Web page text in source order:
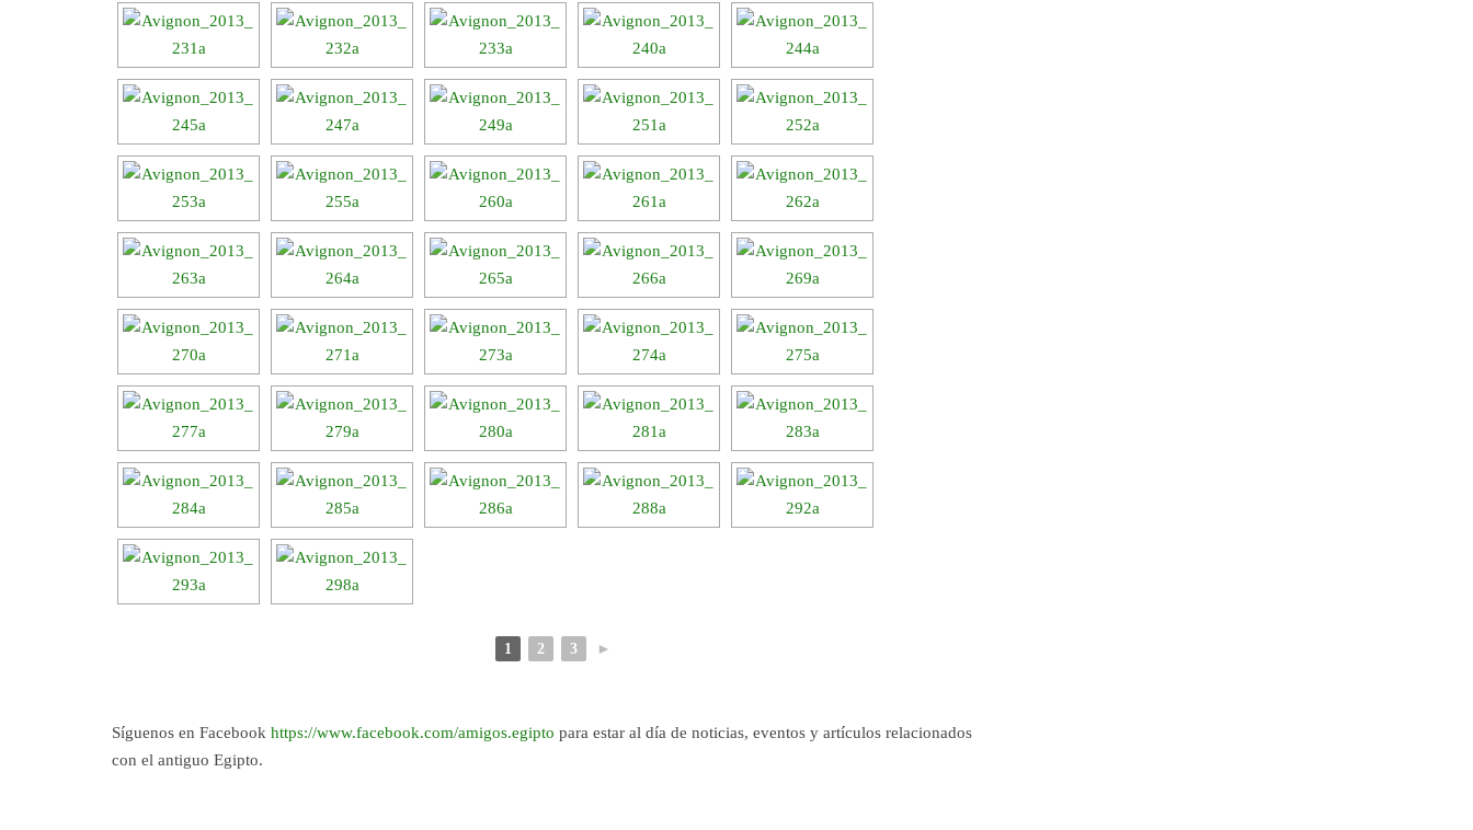
1 2 3 ►
Síguenos en Facebook https://www.facebook.com/amigos.egipto para estar al día de noticias, eventos y artículos relacionados
con el antiguo Egipto.